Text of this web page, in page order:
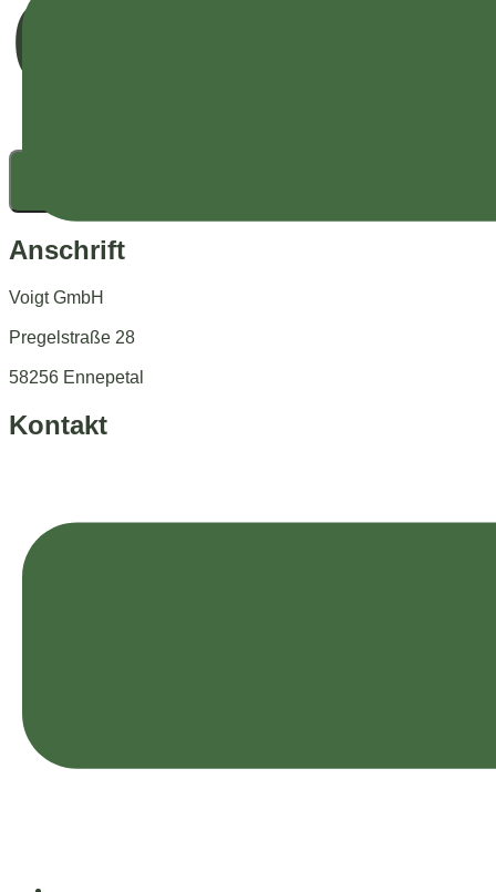
Anschrift
Voigt GmbH
Pregelstraße 28
58256 Ennepetal
Kontakt